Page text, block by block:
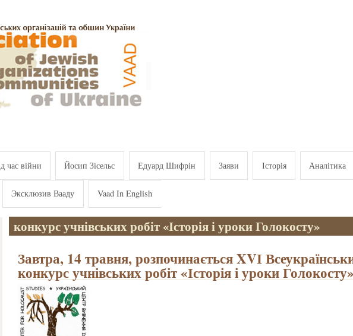
час війни Йосип Зісельс Едуард Шифрін Заяви Історія Аналітика
Эксклюзив Вааду Vaad In English
конкурс учнівських робіт «Історія і уроки Голокосту»
Завтра, 14 травня, розпочинається XVІ
конкурс учнівських робіт «Історія і уроки Голокосту»